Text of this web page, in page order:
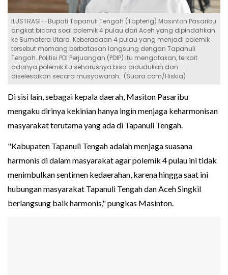
ILUSTRASI--Bupati Tapanuli Tengah (Tapteng) Masinton Pasaribu
angkat bicara soal polemik 4 pulau dari Aceh yang dipindahkan
ke Sumatera Utara. Keberadaan 4 pulau yang menjadi polemik
tersebut memang berbatasan langsung dengan Tapanuli
Tengah. Politisi PDI Perjuangan (PDIP) itu mengatakan, terkait
adanya polemik itu seharusnya bisa didudukan dan
diselesaikan secara musyawarah. (Suara.com/Hiskia)
Di sisi lain, sebagai kepala daerah, Masiton Pasaribu
mengaku dirinya kekinian hanya ingin menjaga keharmonisan
masyarakat terutama yang ada di Tapanuli Tengah.
"Kabupaten Tapanuli Tengah adalah menjaga suasana
harmonis di dalam masyarakat agar polemik 4 pulau ini tidak
menimbulkan sentimen kedaerahan, karena hingga saat ini
hubungan masyarakat Tapanuli Tengah dan Aceh Singkil
berlangsung baik harmonis," pungkas Masinton.